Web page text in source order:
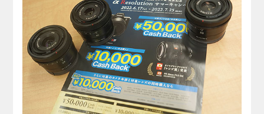
o
o
k
a
d
s
t
y
e
n
g
er